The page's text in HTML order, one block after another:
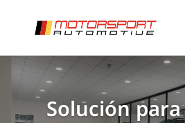
Solución
[/et_pb_slide] [/et_pb_slide]